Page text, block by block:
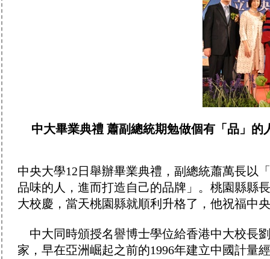
中大畢業典禮 蕭副總統期勉做個有「品」的
中央大學12日舉辦畢業典禮，副總統蕭萬長以
品味的人，進而打造自己的品牌」。桃園縣縣
大校慶，當天桃園縣就順利升格了，他祝福中
中大同時頒授名譽博士學位給香港中大校長
家，早在亞洲崛起之前的1996年建立中國計量